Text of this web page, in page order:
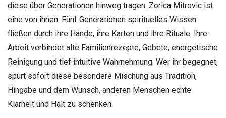
diese über Generationen hinweg tragen. Zorica Mitrovic ist
eine von ihnen. Fünf Generationen spirituelles Wissen
fließen durch ihre Hände, ihre Karten und ihre Rituale. Ihre
Arbeit verbindet alte Familienrezepte, Gebete, energetische
Reinigung und tief intuitive Wahrnehmung. Wer ihr begegnet,
spürt sofort diese besondere Mischung aus Tradition,
Hingabe und dem Wunsch, anderen Menschen echte
Klarheit und Halt zu schenken.